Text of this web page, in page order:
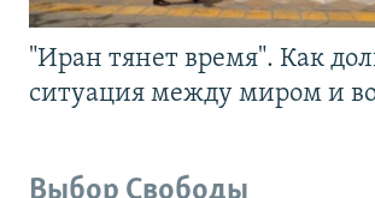
"Иран тянет время". Как
ситуация между миром и
Выбор Свободы